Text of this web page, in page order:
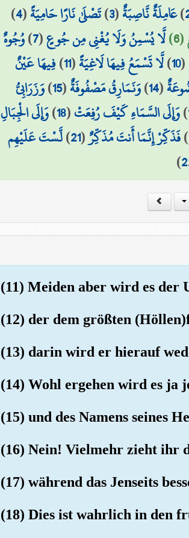
)عَامِلَةٌ نَّاصِبَةٌ(
3
)تَصْلَىٰ نَارًا حَامِيَةً(
4
)
لَّا يُسْمِنُ وَلَا يُغْنِي مِن جُوعٍ(
7
)وُجُوهٌ
(
10
)لَّا تَسْمَعُ فِيهَا لَاغِيَةً(
11
)فِيهَا عَيْنٌ
(
14
)وَنَمَارِقُ مَصْفُوفَةٌ(
15
)وَزَرَابِيُّ
)وَإِلَى السَّمَاءِ كَيْفَ رُفِعَتْ(
18
)وَإِلَى الْجِبَالِ
)فَذَكِّرْ إِنَّمَا أَنتَ مُذَكِّرٌ(
21
)لَّسْتَ عَلَيْهِم
)
(11) Meiden aber wird es der
(12) der dem größten
(13) darin wird er hierauf
(14) Wohl ergehen wird es ja
(15) und des Namens seines
(16) Nein! Vielmehr zieht ihr
(17) während das Jenseits
(18) Dies ist wahrlich in den